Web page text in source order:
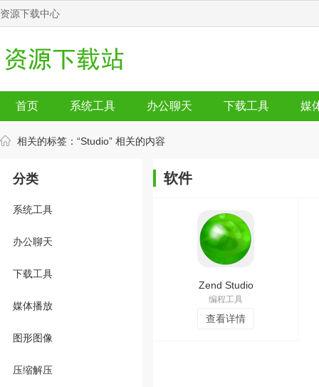
资源下载中心
首页 系统工具 办公聊天 下载工具 媒
相关的标签： “Studio” 相关的内容
分类
系统工具
办公聊天
下载工具
媒体播放
图形图像
压缩解压
软件
Zend Studio
编程工具
查看详情